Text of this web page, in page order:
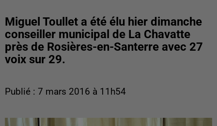
Miguel Toullet a été élu hier dimanche
conseiller municipal de La Chavatte
près de Rosières-en-Santerre avec 27
voix sur 29.
Publié : 7 mars 2016 à 11h54